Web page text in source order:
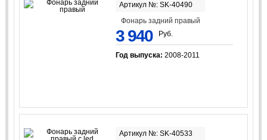
Артикул №: SK-40490
Фонарь задний правый
3 940 Руб.
Год выпуска: 2008-2011
Артикул №: SK-40533